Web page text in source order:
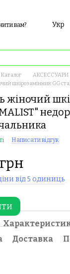
вам? Укр
Каталог
АКСЕССУАРИ
шкірозамінник GG
жіночий
Написати відгук
від 5 одиниць
Доставка